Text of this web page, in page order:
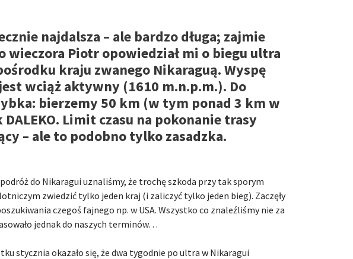
najdalsza – ale bardzo długa; zajmie
wieczora Piotr opowiedział mi o biegu ultra
kraju zwanego Nikaraguą. Wyspę
wciąż aktywny (1610 m.n.p.m.). Do
bierzemy 50 km (w tym ponad 3 km w
Limit czasu na pokonanie trasy
– ale to podobno tylko zasadzka.
do Nikaragui uznaliśmy, że trochę szkoda przy tak sporym
zwiedzić tylko jeden kraj (i zaliczyć tylko jeden bieg). Zaczęły
czegoś fajnego np. w USA. Wszystko co znaleźliśmy nie za
jednak do naszych terminów…
stycznia okazało się, że dwa tygodnie po ultra w Nikaragui